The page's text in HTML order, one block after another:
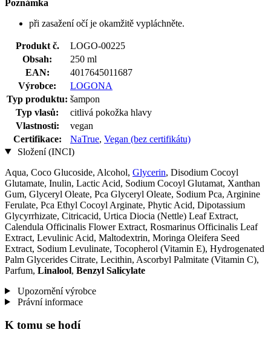
Poznámka
při zasažení očí je okamžitě vypláchněte.
Produkt č.
LOGO-00225
Obsah:
250 ml
EAN:
4017645011687
Výrobce:
LOGONA
Typ produktu: šampon
Typ vlasů:
citlivá pokožka hlavy
Vlastnosti:
vegan
Certifikace:
NaTrue, Vegan (bez certifikátu)
Složení (INCI)
Aqua, Coco Glucoside, Alcohol, Glycerin, Disodium Cocoyl
Glutamate, Inulin, Lactic Acid, Sodium Cocoyl Glutamat, Xanthan
Gum, Glyceryl Oleate, Pca Glyceryl Oleate, Sodium Pca, Arginine
Ferulate, Pca Ethyl Cocoyl Arginate, Phytic Acid, Dipotassium
Glycyrrhizate, Citricacid, Urtica Diocia (Nettle) Leaf Extract,
Calendula Officinalis Flower Extract, Rosmarinus Officinalis Leaf
Extract, Levulinic Acid, Maltodextrin, Moringa Oleifera Seed
Extract, Sodium Levulinate, Tocopherol (Vitamin E), Hydrogenated
Palm Glycerides Citrate, Lecithin, Ascorbyl Palmitate (Vitamin C),
Parfum, Linalool, Benzyl Salicylate
Upozornění výrobce
Právní informace
K tomu se hodí